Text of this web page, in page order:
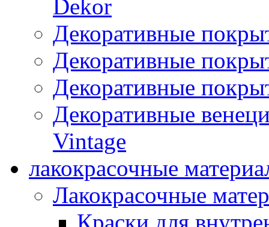
Dekor
Декоративные
Декоративные
Декоративные
Декоративные
Vintage
лакокрасочные
Лакокрасочные